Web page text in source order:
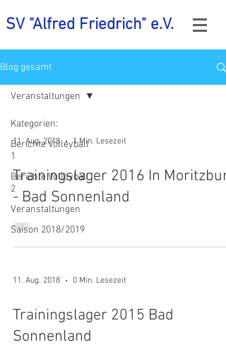
SV "Alfred Friedrich" e.V.
Blog gesamt
Kategorien:
Berichte Volleyball
1
Berichte Volleyball
2
Veranstaltungen
Saison 2018/2019
Veranstaltungen
11. Aug. 2018 1 Min. Lesezeit
Trainingslager 2016 In
- Bad Sonnenland
11. Aug. 2018 0 Min. Lesezeit
Trainingslager 2015 Bad
Sonnenland